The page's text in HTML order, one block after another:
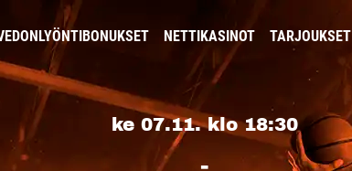
NETTIKASINOT TARJOUKSET
ke 07.11. klo 18:30